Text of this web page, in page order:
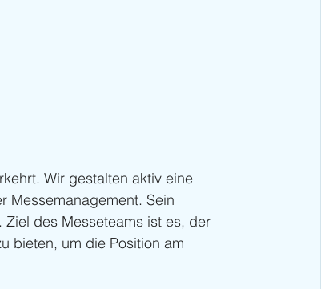
Wir gestalten aktiv eine
Messemanagement. Sein
des Messeteams ist es, der
bieten, um die Position am